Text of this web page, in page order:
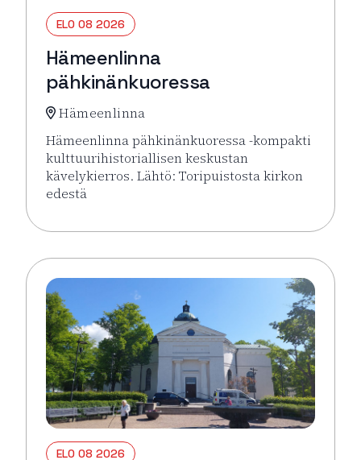
ELO 08 2026
Hämeenlinna
pähkinänkuoressa
Hämeenlinna
Hämeenlinna pähkinänkuoressa -kompakti
kulttuurihistoriallisen keskustan
kävelykierros. Lähtö: Toripuistosta kirkon
edestä
Lue lisää tapahtumasta Hämeenlinna
ELO 08 2026